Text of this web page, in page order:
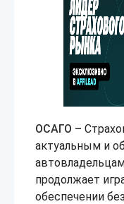
ОСАГО –
актуальным и
продолжает
обеспечении